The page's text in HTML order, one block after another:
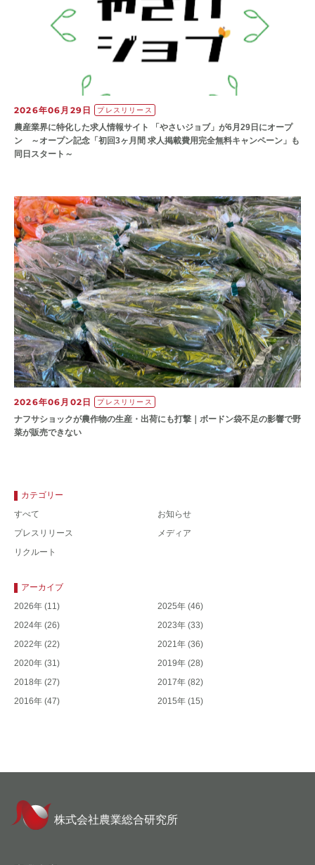
2026年06月29日 プレスリリース
農産業界に特化した求人情報サイト 「やさいジョブ」が6月29日にオープ
ン ～オープン記念「初回3ヶ月間 求人掲載費用完全無料キャンペーン」も
同日スタート～
2026年06月02日 プレスリリース
ナフサショックが農作物の⽣産・出荷にも打撃｜ボードン袋不⾜の影響で野
菜が販売できない
カテゴリー
すべて
お知らせ
プレスリリース
メディア
リクルート
アーカイブ
2026年 (11) 2025年 (46)
2024年 (26) 2023年 (33)
2022年 (22) 2021年 (36)
2020年 (31) 2019年 (28)
2018年 (27) 2017年 (82)
2016年 (47) 2015年 (15)
株式会社農業総合研究所